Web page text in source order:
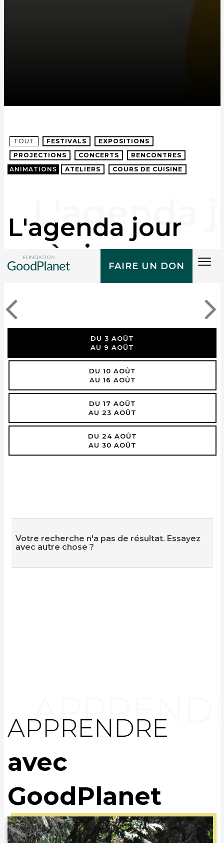
FAIRE UN DON
TOUT FESTIVALS
EXPOSITIONS
PROJECTIONS
CONCERTS
RENCONTRES
ANIMATIONS
ATELIERS COURS DE CUISINE
L'agenda jour
après jour
DU 3 AOÛT
AU 9 AOÛT
DU 10 AOÛT
AU 16 AOÛT
DU 17 AOÛT
AU 23 AOÛT
DU 24 AOÛT
AU 30 AOÛT
Votre recherche n'a pas de résultat. Essayez
avec autre chose ?
APPRENDRE
avec
GoodPlanet